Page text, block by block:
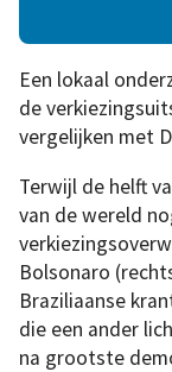
Een lokaal
de
vergelijken met
Terwijl de helft
van de wereld
Bolsonaro
Braziliaanse
die een ander
na grootste